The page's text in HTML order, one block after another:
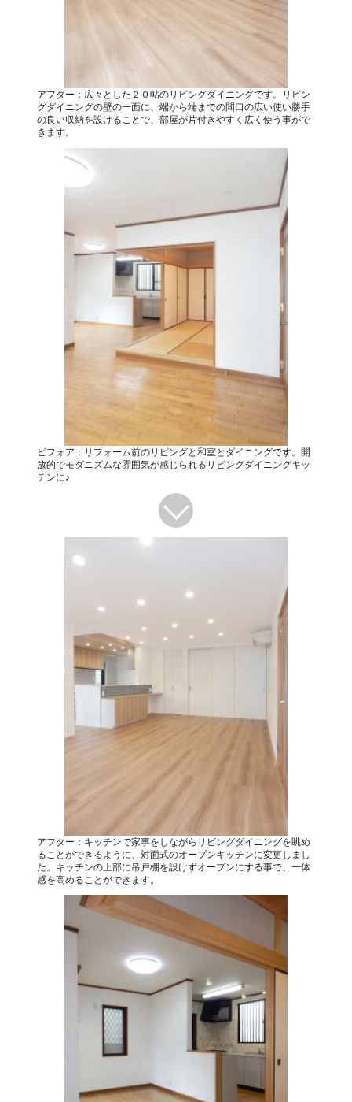
アフター：広々とした２０帖のリビングダイニングです。リビン
グダイニングの壁の一面に、端から端までの間口の広い使い勝手
の良い収納を設けることで、部屋が片付きやすく広く使う事がで
きます。
ビフォア：リフォーム前のリビングと和室とダイニングです。開
放的でモダニズムな雰囲気が感じられるリビングダイニングキッ
チンに♪
アフター：キッチンで家事をしながらリビングダイニングを眺め
ることができるように、対面式のオープンキッチンに変更しまし
た。キッチンの上部に吊戸棚を設けずオープンにする事で、一体
感を高めることができます。